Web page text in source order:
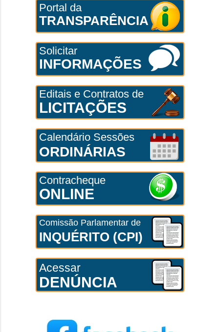
Portal da
TRANSPARÊNCIA
Solicitar
INFORMAÇÕES
Editais e Contratos de
LICITAÇÕES
Calendário Sessões
ORDINÁRIAS
Contracheque
ONLINE
Comissão Parlamentar de
INQUÉRITO (CPI)
Acessar
DENÚNCIA